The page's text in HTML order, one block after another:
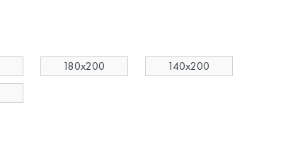
180x200
140x200